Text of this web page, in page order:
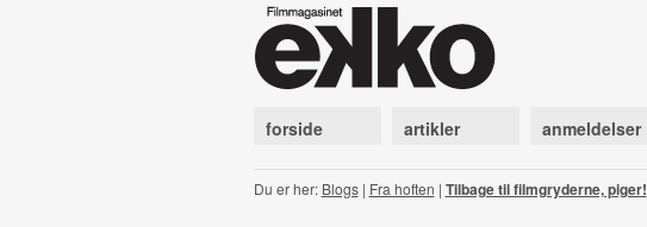
forside artikler anmeldelser
Du er her: Blogs| Fra hoften | Tilbage til filmgryderne, piger!